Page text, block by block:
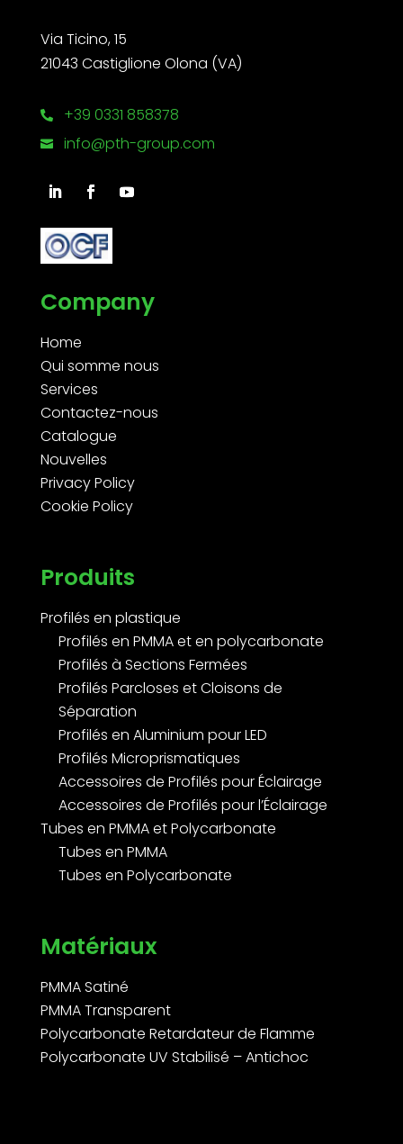
Via Ticino, 15
21043 Castiglione Olona (VA)
 +39 0331 858378
 info@pth-group.com
Company
Home
Qui somme nous
Services
Contactez-nous
Catalogue
Nouvelles
Privacy Policy
Cookie Policy
Produits
Profilés en plastique
Profilés en PMMA et en polycarbonate
Profilés à Sections Fermées
Profilés Parcloses et Cloisons de
Séparation
Profilés en Aluminium pour LED
Profilés Microprismatiques
Accessoires de Profilés pour Éclairage
Accessoires de Profilés pour l’Éclairage
Tubes en PMMA et Polycarbonate
Tubes en PMMA
Tubes en Polycarbonate
Matériaux
PMMA Satiné
PMMA Transparent
Polycarbonate Retardateur de Flamme
Polycarbonate UV Stabilisé – Antichoc